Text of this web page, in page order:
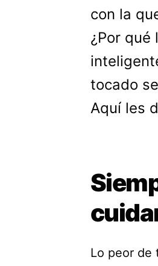
con la
¿Por qué
tocado
Aquí les
Lo peor de